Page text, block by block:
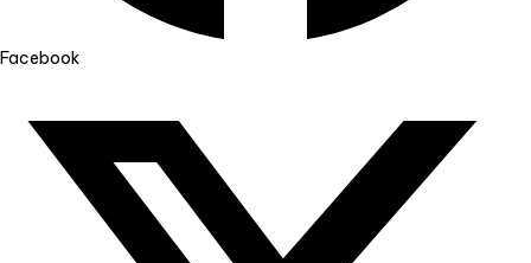
Facebook